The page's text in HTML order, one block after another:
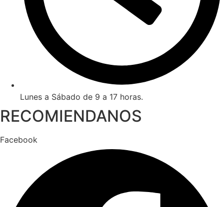
Lunes a Sábado de 9 a 17 horas.
RECOMIENDANOS
Facebook